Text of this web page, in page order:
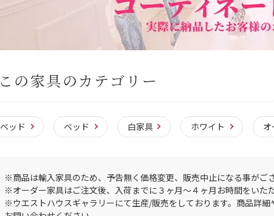
この家具のカテゴリー
ベッド ベッド 白家具 ホワイト
※商品は輸入家具のため、予告無く価格変更、販売中止になる事がご
※オーダー家具はご注文後、入荷までに３ヶ月〜４ヶ月お時間をいただ
※ウエストハウスギャラリーにて生産/販売をしております。商品詳